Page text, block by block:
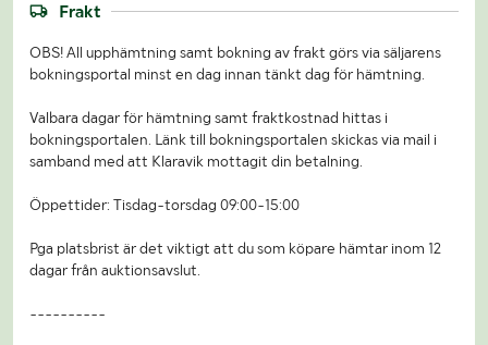
Frakt
OBS! All upphämtning samt bokning av frakt görs via säljarens
bokningsportal minst en dag innan tänkt dag för hämtning.
Valbara dagar för hämtning samt fraktkostnad hittas i
bokningsportalen. Länk till bokningsportalen skickas via mail i
samband med att Klaravik mottagit din betalning.
Öppettider: Tisdag-torsdag 09:00-15:00
Pga platsbrist är det viktigt att du som köpare hämtar inom 12
dagar från auktionsavslut.
----------